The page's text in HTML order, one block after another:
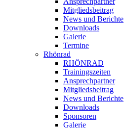
Mitgliedsbeitrag
News und Berichte
Downloads
Galerie
Termine
Rhönrad
RHÖNRAD
Trainingszeiten
Ansprechpartner
Mitgliedsbeitrag
News und Berichte
Downloads
Sponsoren
Galerie